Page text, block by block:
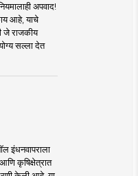
अपवाद!
आहे, याचे
जे राजकीय
सल्ला देत
इंधनवापराला
कृषिक्षेत्रात